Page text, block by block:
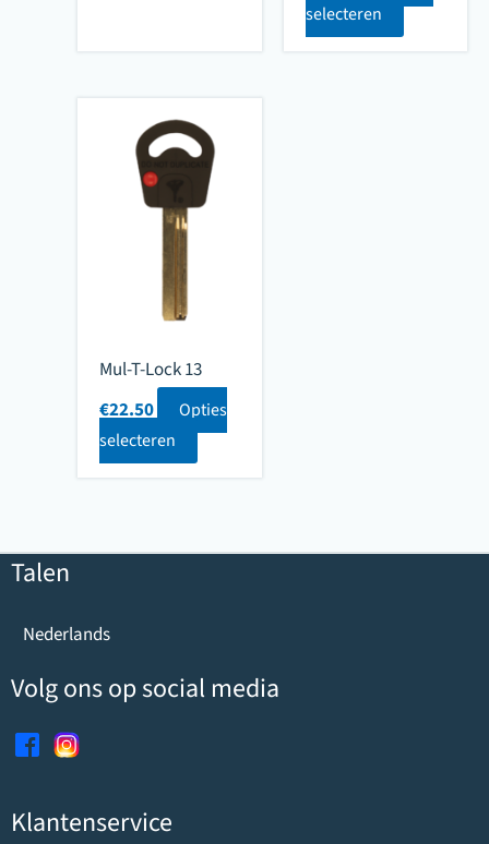
selecteren
Mul-T-Lock 13
€22.50
Opties
selecteren
Talen
Nederlands
Volg ons op social media
Klantenservice